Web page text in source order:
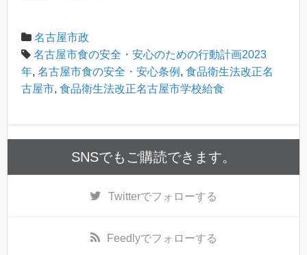
名古屋市政
名古屋市食の安全・安心のための行動計画2023
年, 名古屋市食の安全・安心条例 , 食品衛生法改正名
古屋市, 食品衛生法改正名古屋市学校給食
SNSでもご購読できます。
Twitterでフォローする
Feedlyでフォローする